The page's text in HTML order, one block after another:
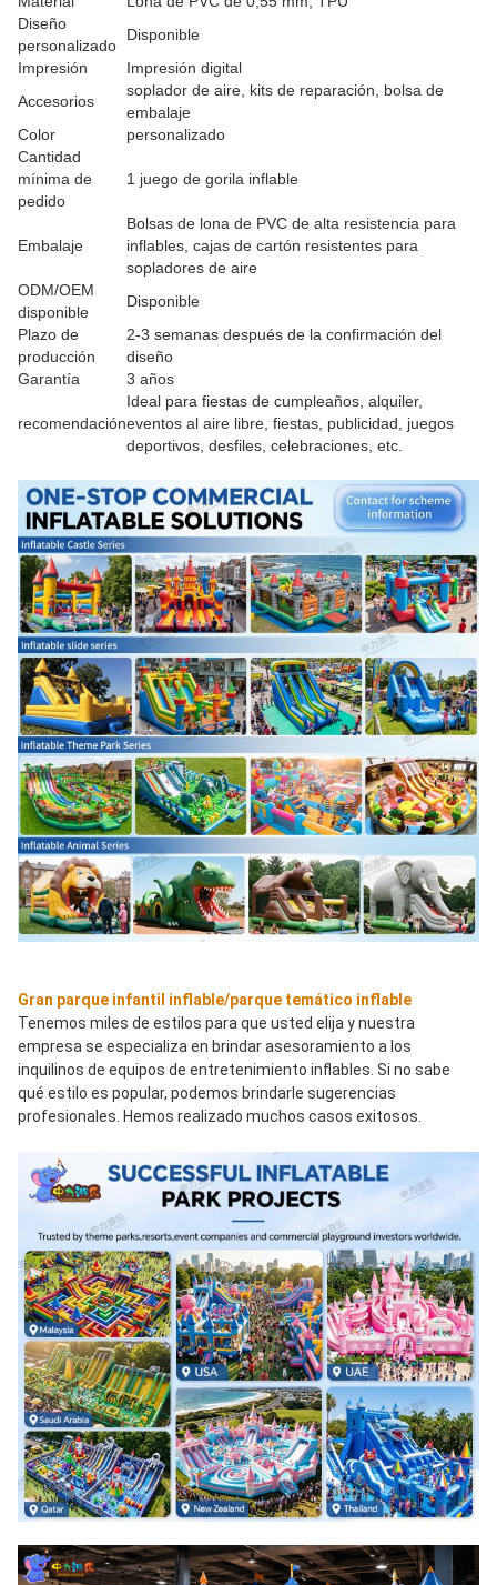
Diseño
personalizado
Disponible
Impresión
Impresión digital
Accesorios
soplador de aire, kits de reparación, bolsa de
embalaje
Color
personalizado
Cantidad
mínima de
pedido
1 juego de gorila inflable
Embalaje
Bolsas de lona de PVC de alta resistencia para
inflables, cajas de cartón resistentes para
sopladores de aire
ODM/OEM
disponible
Disponible
Plazo de
producción
2-3 semanas después de la confirmación del
diseño
Garantía
3 años
recomendación
Ideal para fiestas de cumpleaños, alquiler,
eventos al aire libre, fiestas, publicidad, juegos
deportivos, desfiles, celebraciones, etc.
Gran parque infantil inflable/parque temático inflable
Tenemos miles de estilos para que usted elija y nuestra
empresa se especializa en brindar asesoramiento a los
inquilinos de equipos de entretenimiento inflables. Si no sabe
qué estilo es popular, podemos brindarle sugerencias
profesionales. Hemos realizado muchos casos exitosos.